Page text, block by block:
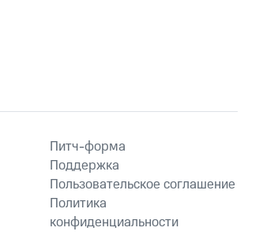
Питч-форма
Поддержка
Пользовательское соглашение
Политика
конфиденциальности